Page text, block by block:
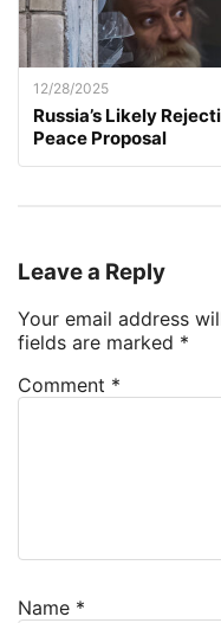
12/28/2025
Russia’s Likely
Peace Proposal
Leave a Reply
Your email address
fields are marked *
Comment *
Name *